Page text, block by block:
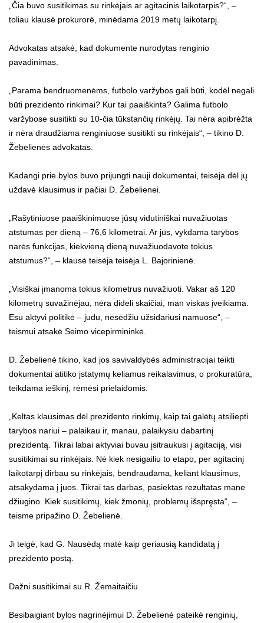
„Čia buvo susitikimas su rinkėjais ar agitacinis laikotarpis?“, –
toliau klausė prokurorė, minėdama 2019 metų laikotarpį.
Advokatas atsakė, kad dokumente nurodytas renginio
pavadinimas.
„Parama bendruomenėms, futbolo varžybos gali būti, kodėl negali
būti prezidento rinkimai? Kur tai paaiškinta? Galima futbolo
varžybose susitikti su 10-čia tūkstančių rinkėjų. Tai nėra apibrėžta
ir nėra draudžiama renginiuose susitikti su rinkėjais“, – tikino D.
Žebelienės advokatas.
Kadangi prie bylos buvo prijungti nauji dokumentai, teisėja dėl jų
uždavė klausimus ir pačiai D. Žebelienei.
„Rašytiniuose paaiškinimuose jūsų vidutiniškai nuvažiuotas
atstumas per dieną – 76,6 kilometrai. Ar jūs, vykdama tarybos
narės funkcijas, kiekvieną dieną nuvažiuodavote tokius
atstumus?“, – klausė teisėja teisėja L. Bajorinienė.
„Visiškai įmanoma tokius kilometrus nuvažiuoti. Vakar aš 120
kilometrų suvažinėjau, nėra dideli skaičiai, man viskas įveikiama.
Esu aktyvi politikė – judu, nesėdžiu užsidariusi namuose“, –
teismui atsakė Seimo vicepirmininkė.
D. Žebelienė tikino, kad jos savivaldybės administracijai teikti
dokumentai atitiko įstatymų keliamus reikalavimus, o prokuratūra,
teikdama ieškinį, rėmėsi prielaidomis.
„Keltas klausimas dėl prezidento rinkimų, kaip tai galėtų atsiliepti
tarybos nariui – palaikau ir, manau, palaikysiu dabartinį
prezidentą. Tikrai labai aktyviai buvau įsitraukusi į agitaciją, visi
susitikimai su rinkėjais. Nė kiek nesigailiu to etapo, per agitacinį
laikotarpį dirbau su rinkėjais, bendraudama, keliant klausimus,
atsakydama į juos. Tikrai tas darbas, pasiektas rezultatas mane
džiugino. Kiek susitikimų, kiek žmonių, problemų išspręsta“, –
teisme pripažino D. Žebelienė.
Ji teigė, kad G. Nausėdą matė kaip geriausią kandidatą į
prezidento postą.
Dažni susitikimai su R. Žemaitaičiu
Besibaigiant bylos nagrinėjimui D. Žebelienė pateikė renginių,